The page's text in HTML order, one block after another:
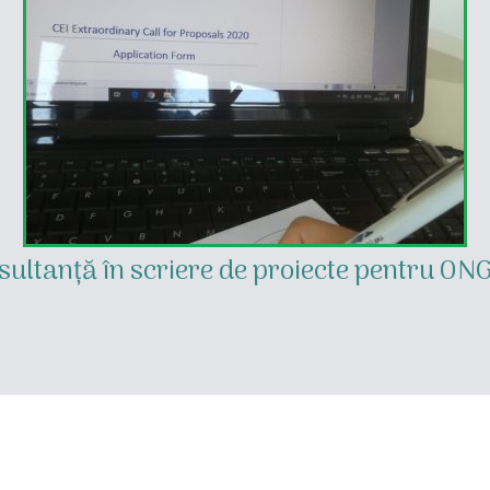
în scriere de proiecte pentru